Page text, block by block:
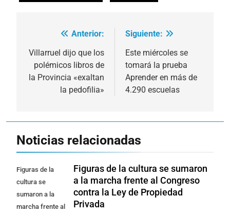
Navegación
de
entradas
Anterior:
Villarruel dijo que los
polémicos libros de
la Provincia «exaltan
la pedofilia»
Siguiente:
Este miércoles se
tomará la prueba
Aprender en más de
4.290 escuelas
Noticias relacionadas
Figuras de la
cultura se
sumaron a la
marcha frente al
Figuras de la cultura se sumaron
a la marcha frente al Congreso
contra la Ley de Propiedad
Privada